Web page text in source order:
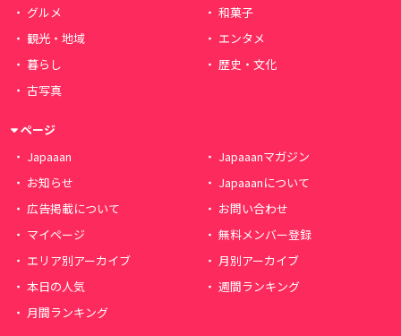
グルメ
和菓子
観光・地域
エンタメ
暮らし
歴史・文化
古写真
ページ
Japaaan
Japaaanマガジン
お知らせ
Japaaanについて
広告掲載について
お問い合わせ
マイページ
無料メンバー登録
エリア別アーカイブ
月別アーカイブ
本日の人気
週間ランキング
月間ランキング